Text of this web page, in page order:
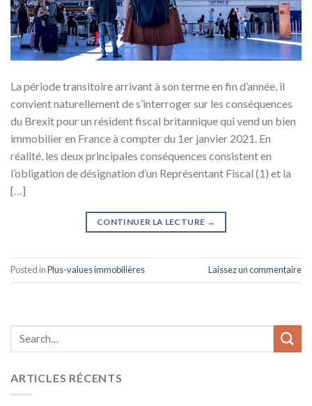
La période transitoire arrivant à son terme en fin d’année, il
convient naturellement de s’interroger sur les conséquences
du Brexit pour un résident fiscal britannique qui vend un bien
immobilier en France à compter du 1er janvier 2021. En
réalité, les deux principales conséquences consistent en
l’obligation de désignation d’un Représentant Fiscal (1) et la
[…]
CONTINUER LA LECTURE →
Posted inPlus-values immobilières Laissez un commentaire
ARTICLES RÉCENTS